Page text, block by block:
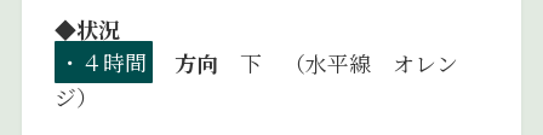
◆状況
・４時間
方向 下 （水平線 オレン
ジ）